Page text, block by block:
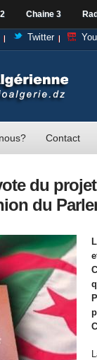
Chaine 3
Twitter
Contact
du
du